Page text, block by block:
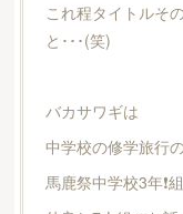
これ程タイトルそ
と･･･(笑)
バカサワギは
中学校の修学旅行
馬鹿祭中学校3年❗️